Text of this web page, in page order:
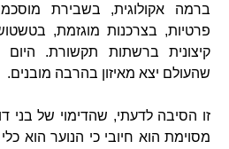
ברמה אקולוגית, בשבירת
פרטיות, בצרכנות מוגזמת,
קיצונית ברשתות תקשורת. היום
שהעולם יצא מאיזון בהרבה מובנים.
מסוימת הוא חיובי כי הנוער הוא